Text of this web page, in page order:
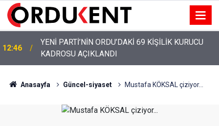
12:46
YENİ PARTİ’NİN ORDU’DAKİ 69 KİŞİLİK KURUCU
KADROSU AÇIKLANDI
Anasayfa Güncel-siyaset Mustafa KÖKSAL çiziyor...